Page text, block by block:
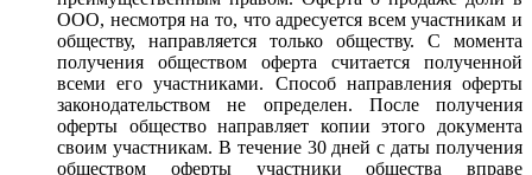
ООО, несмотря на то, что адресуется всем участникам и
обществу, направляется только обществу. С момента
получения обществом оферта считается полученной
всеми его участниками. Способ направления оферты
законодательством не определен. После получения
оферты общество направляет копии этого документа
своим участникам. В течение 30 дней с даты получения
обществом оферты участники общества вправе